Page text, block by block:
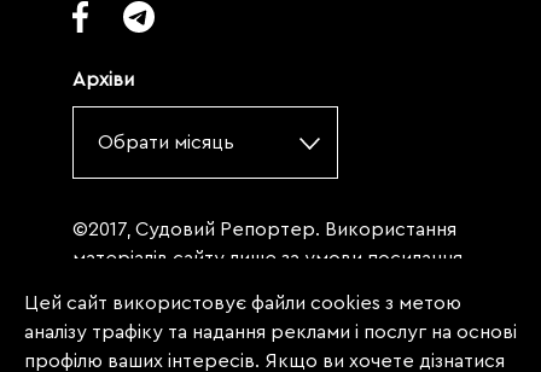
Архіви
Обрати місяць
©2017, Судовий Репортер. Використання
матеріалів сайту лише за умови посилання
«Судовий репортер» не нижче третього
абзацу. Матеріали, щодо яких міститься
Цей сайт використовує файли cookies з метою
аналізу трафіку та надання реклами і послуг на основі
профілю ваших інтересів. Якщо ви хочете дізнатися